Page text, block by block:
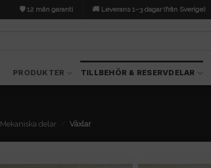
🛡️ 12 mån garanti 🚚 Leverans 1–3 dagar (från Sverige)
PRODUKTER TILLBEHÖR & RESERVDELAR
Mekaniska delar Växlar